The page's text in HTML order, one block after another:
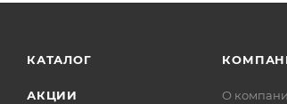
КАТАЛОГ
АКЦИИ
О